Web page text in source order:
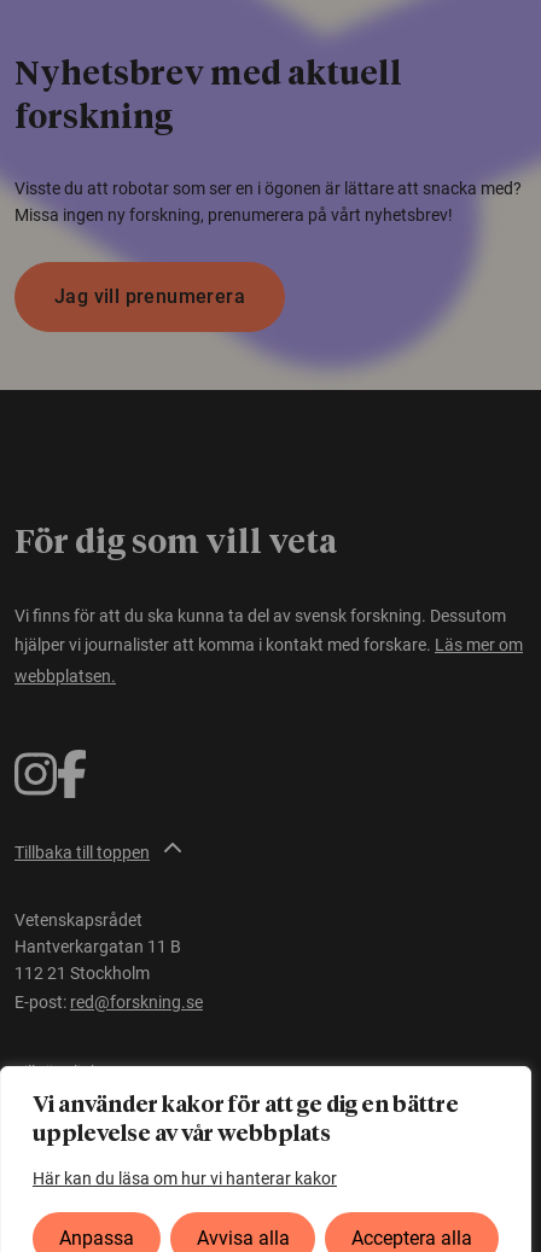
Vi använder kakor för att ge dig en bättre
upplevelse av vår webbplats
Här kan du läsa om hur vi hanterar kakor
Anpassa Avvisa alla Acceptera alla
Nyhetsbrev med aktuell
forskning
Visste du att robotar som ser en i ögonen är lättare att snacka med?
Missa ingen ny forskning, prenumerera på vårt nyhetsbrev!
Jag vill prenumerera
För dig som vill veta
Vi finns för att du ska kunna ta del av svensk forskning. Dessutom
hjälper vi journalister att komma i kontakt med forskare. Läs mer om
webbplatsen.
Tillbaka till toppen
Vetenskapsrådet
Hantverkargatan 11 B
112 21 Stockholm
E-post: red@forskning.se
Tillgänglighet
Ett initiativ avVetenskapsrådet